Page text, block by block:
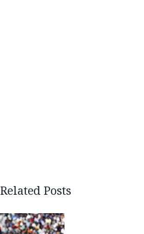
Related Posts